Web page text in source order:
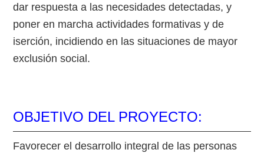
dar respuesta a las necesidades detectadas, y
poner en marcha actividades formativas y de
iserción, incidiendo en las situaciones de mayor
exclusión social.
OBJETIVO DEL PROYECTO:
Favorecer el desarrollo integral de las personas